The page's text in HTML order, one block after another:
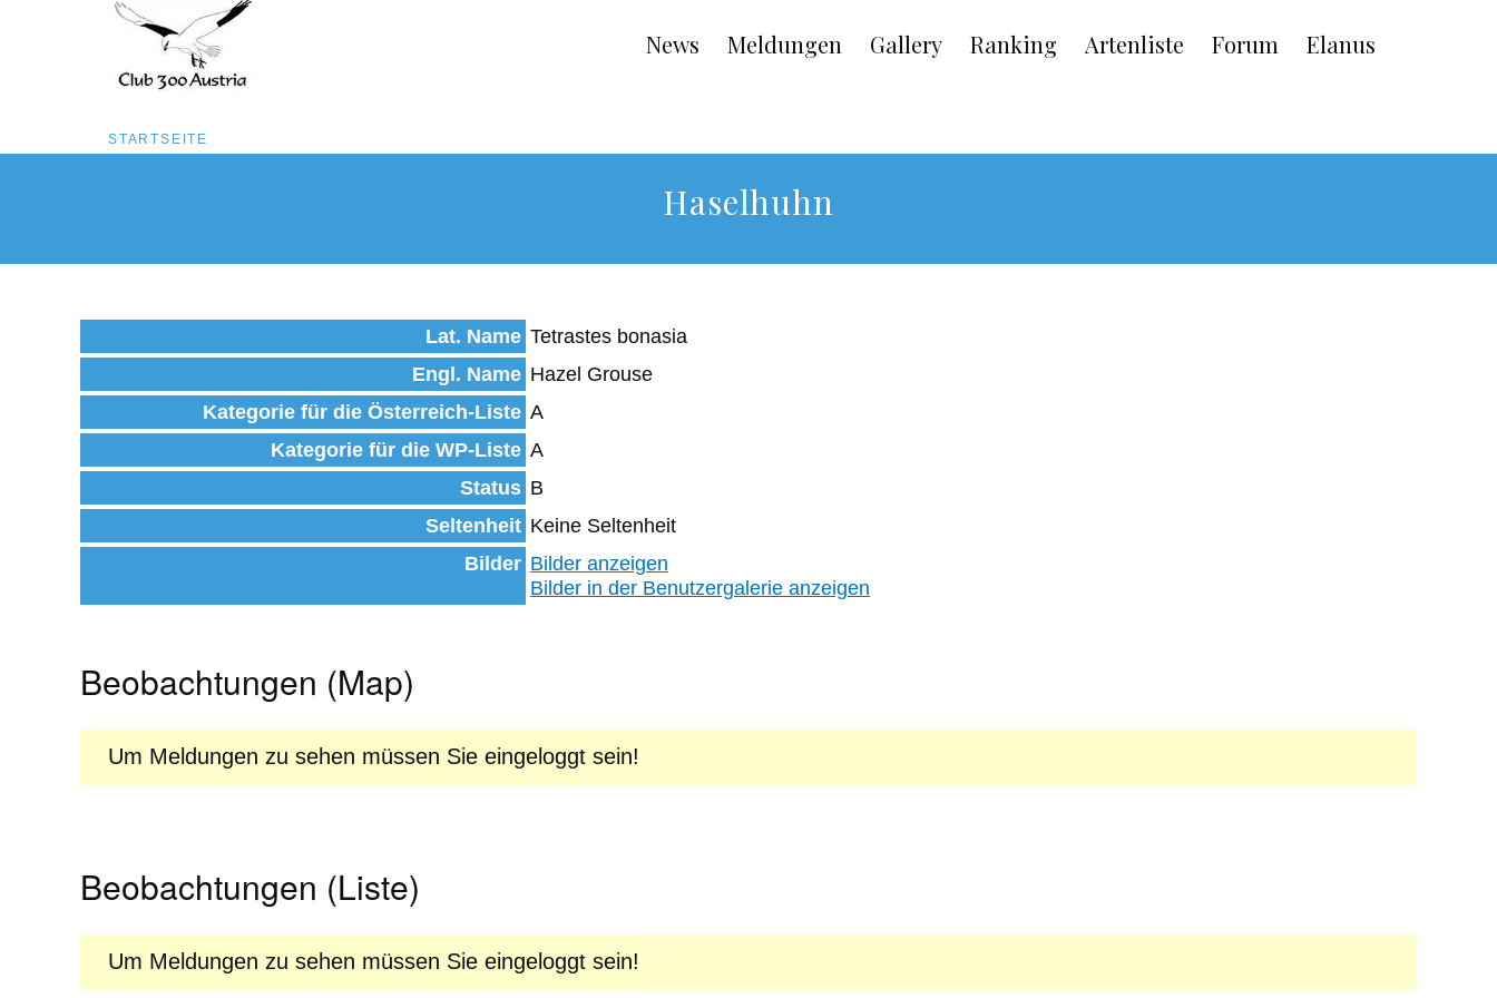
Inhalt
Main
navigation
News Meldungen Gallery Ranking Artenliste Forum Elanus
Pfadnavigation
STARTSEITE
Haselhuhn
Lat. Name Tetrastes bonasia
Engl. Name Hazel Grouse
Kategorie für die Österreich-Liste A
Kategorie für die WP-Liste A
Status B
Seltenheit Keine Seltenheit
Bilder Bilder anzeigen
Bilder in der Benutzergalerie anzeigen
Beobachtungen (Map)
Um Meldungen zu sehen müssen Sie eingeloggt sein!
Beobachtungen (Liste)
Um Meldungen zu sehen müssen Sie eingeloggt sein!